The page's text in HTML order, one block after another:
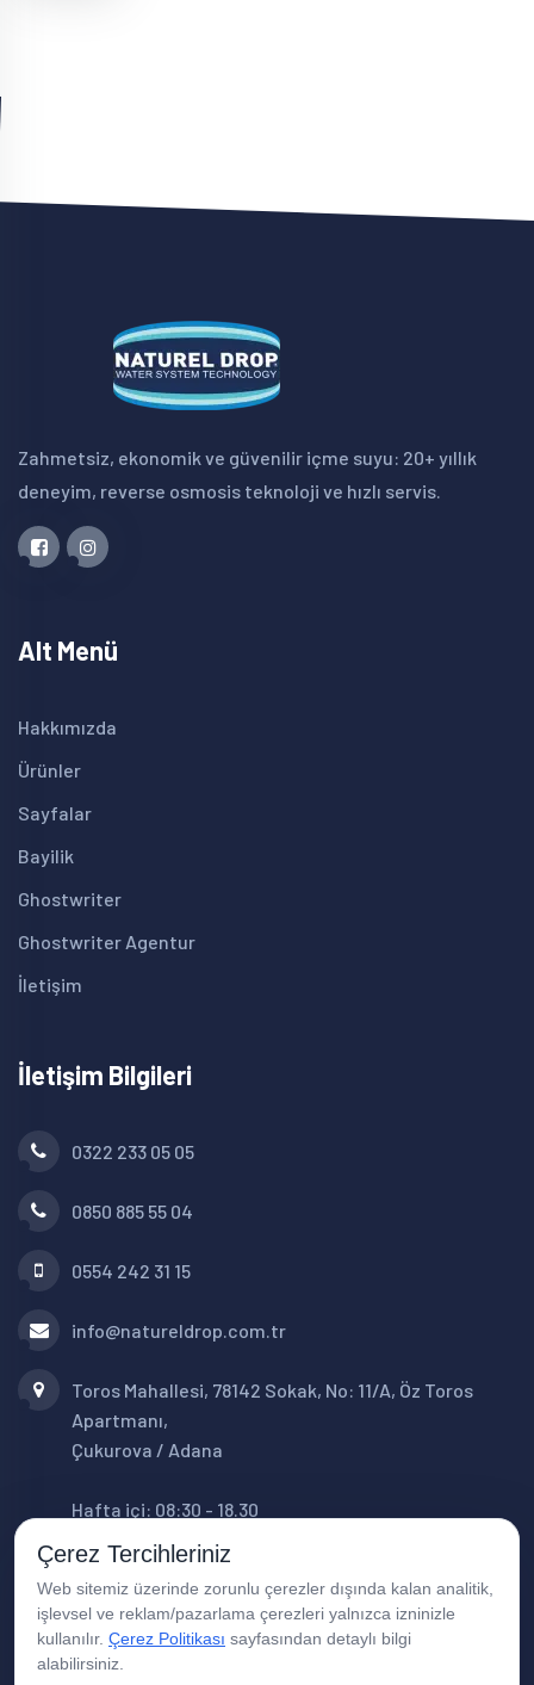
Zahmetsiz, ekonomik ve güvenilir içme suyu: 20+ yıllık
deneyim, reverse osmosis teknoloji ve hızlı servis.
Alt Menü
Hakkımızda
Ürünler
Sayfalar
Bayilik
Ghostwriter
Ghostwriter Agentur
İletişim
İletişim Bilgileri
0322 233 05 05
0850 885 55 04
0554 242 31 15
info@natureldrop.com.tr
Toros Mahallesi, 78142 Sokak, No: 11/A, Öz Toros
Apartmanı,
Çukurova / Adana
Hafta içi: 08:30 - 18.30
Cumartesi: 08:30 - 16:00
Çerez Tercihleriniz
Web sitemiz üzerinde zorunlu çerezler dışında kalan analitik,
işlevsel ve reklam/pazarlama çerezleri yalnızca izninizle
kullanılır. Çerez Politikası sayfasından detaylı bilgi
alabilirsiniz.